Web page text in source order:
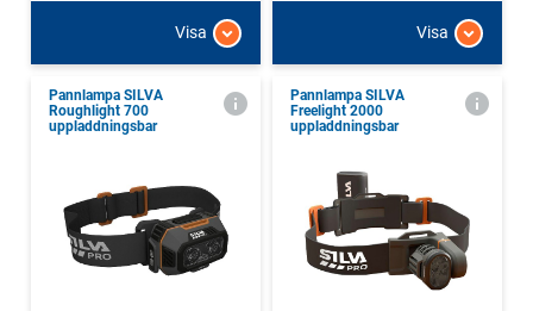
Visa Visa
Pannlampa SILVA
Roughlight 700
uppladdningsbar
Pannlampa SILVA
Freelight 2000
uppladdningsbar